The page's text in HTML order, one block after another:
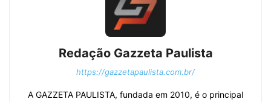
Redação Gazzeta Paulista
https://gazzetapaulista.com.br/
A GAZZETA PAULISTA, fundada em 2010, é o principal